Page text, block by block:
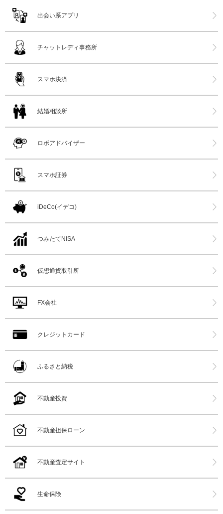
出会い系アプリ
チャットレディ事務所
スマホ決済
結婚相談所
ロボアドバイザー
スマホ証券
iDeCo(イデコ)
つみたてNISA
仮想通貨取引所
FX会社
クレジットカード
ふるさと納税
不動産投資
不動産担保ローン
不動産査定サイト
生命保険